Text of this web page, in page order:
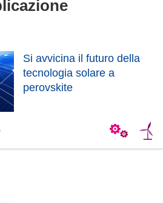
Si avvicina il futuro della
tecnologia solare a
perovskite